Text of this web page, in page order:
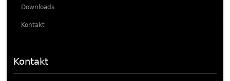
Downloads
Kontakt
Kontakt